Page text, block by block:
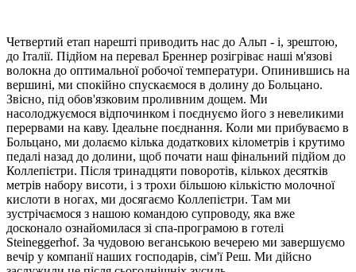
Четвертий етап нарешті приводить нас до Альп - і, зрештою,
до Італії. Підйом на перевал Бреннер розігріває наші м'язові
волокна до оптимальної робочої температури. Опинившись на
вершині, ми спокійно спускаємося в долину до Больцано.
Звісно, під обов'язковим проливним дощем. Ми
насолоджуємося відпочинком і поєднуємо його з невеликими
перервами на каву. Ідеальне поєднання. Коли ми прибуваємо в
Больцано, ми долаємо кілька додаткових кілометрів і крутимо
педалі назад до долини, щоб почати наш фінальний підйом до
Коллепієтри. Після тринадцяти поворотів, кількох десятків
метрів набору висоти, і з трохи більшою кількістю молочної
кислоти в ногах, ми досягаємо Коллепієтри. Там ми
зустрічаємося з нашою командою супроводу, яка вже
досконало ознайомилася зі спа-програмою в готелі
Steineggerhof. За чудовою веганською вечерею ми завершуємо
вечір у компанії наших господарів, сім'ї Реш. Ми дійсно